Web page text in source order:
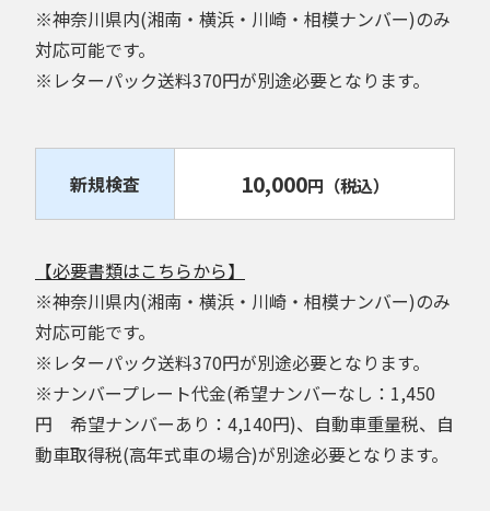
※神奈川県内(湘南・横浜・川崎・相模ナンバー)のみ
対応可能です。
※レターパック送料370円が別途必要となります。
新規検査 10,000円 （税込）
【必要書類はこちらから】
※神奈川県内(湘南・横浜・川崎・相模ナンバー)のみ
対応可能です。
※レターパック送料370円が別途必要となります。
※ナンバープレート代金(希望ナンバーなし：1,450
円 希望ナンバーあり：4,140円)、自動車重量税、自
動車取得税(高年式車の場合)が別途必要となります。